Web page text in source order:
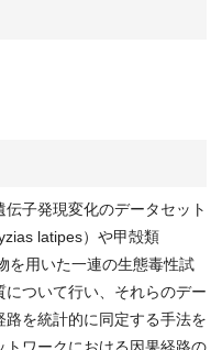
子発現変化のデータセット
latipes）や甲殻類
を用いた一連の生態毒性試
ついて行い、それらのデー
を統計的に同定する手法を